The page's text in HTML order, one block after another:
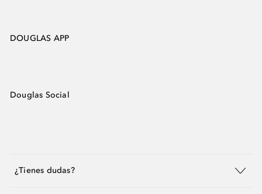
DOUGLAS APP
Douglas Social
¿Tienes dudas?